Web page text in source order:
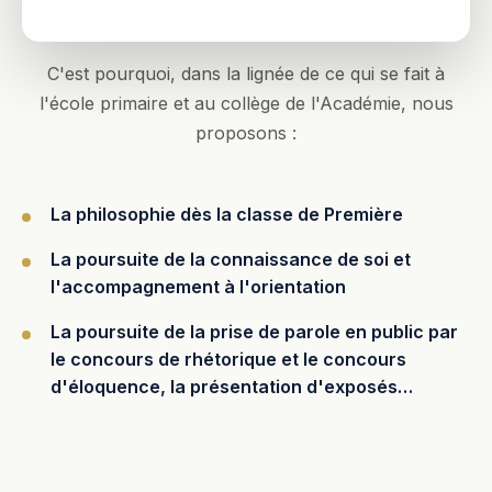
C'est pourquoi, dans la lignée de ce qui se fait à
l'école primaire et au collège de l'Académie, nous
proposons :
La philosophie dès la classe de Première
La poursuite de la connaissance de soi et
l'accompagnement à l'orientation
La poursuite de la prise de parole en public par
le concours de rhétorique et le concours
d'éloquence, la présentation d'exposés…